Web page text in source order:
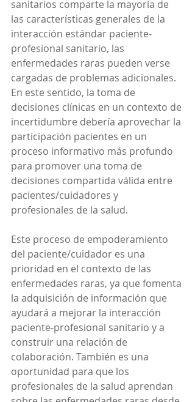
sanitarios comparte la mayoría de
las características generales de la
interacción estándar paciente-
profesional sanitario, las
enfermedades raras pueden verse
cargadas de problemas adicionales.
En este sentido, la toma de
decisiones clínicas en un contexto de
incertidumbre debería aprovechar la
participación pacientes en un
proceso informativo más profundo
para promover una toma de
decisiones compartida válida entre
pacientes/cuidadores y
profesionales de la salud.
Este proceso de empoderamiento
del paciente/cuidador es una
prioridad en el contexto de las
enfermedades raras, ya que fomenta
la adquisición de información que
ayudará a mejorar la interacción
paciente-profesional sanitario y a
construir una relación de
colaboración. También es una
oportunidad para que los
profesionales de la salud aprendan